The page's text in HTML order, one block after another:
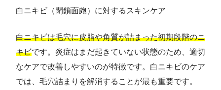
白ニキビ（閉鎖面皰）に対するスキンケア
白ニキビは毛穴に皮脂や角質が詰まった初期段階のニ
キビです。炎症はまだ起きていない状態のため、適切
なケアで改善しやすいのが特徴です。白ニキビのケア
では、毛穴詰まりを解消することが最も重要です。